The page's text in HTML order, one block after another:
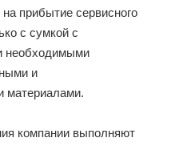
прибытие сервисного
с сумкой с
необходимыми
и
материалами.
компании выполняют